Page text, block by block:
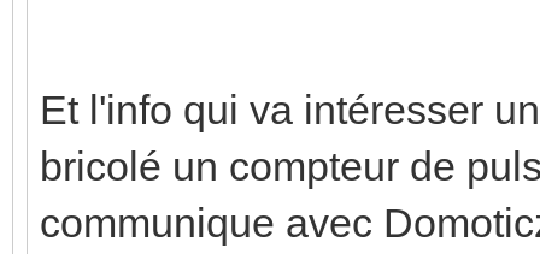
Et l'info qui va intéresser
bricolé un compteur de
communique avec